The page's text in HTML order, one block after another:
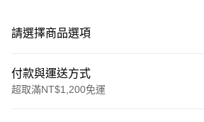
請選擇商品選項
付款與運送方式
超取滿NT$1,200免運